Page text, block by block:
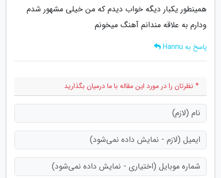
همینطور یکبار دیگه خواب دیدم که من خیلی مشهور شدم
ودارم به علاقه مندانم آهنگ میخونم
پاسخ به Hannu
* نظرتان را در مورد این مقاله با ما درمیان بگذارید